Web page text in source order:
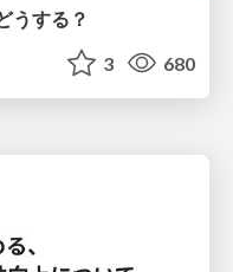
うする？
3 680